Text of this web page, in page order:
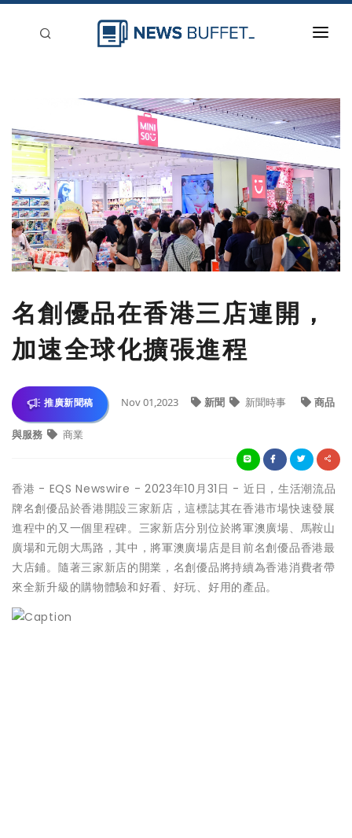
登入
刊登
名創優品在香港三店連開，
加速全球化擴張進程
推廣新聞稿 Nov 01,2023 新聞 新聞時事 商品
與服務 商業
香港 - EQS Newswire - 2023年10月31日 - 近日，生活潮流品
牌名創優品於香港開設三家新店，這標誌其在香港市場快速發展
進程中的又一個里程碑。三家新店分別位於將軍澳廣場、馬鞍山
廣場和元朗大馬路，其中，將軍澳廣場店是目前名創優品香港最
大店鋪。隨著三家新店的開業，名創優品將持續為香港消費者帶
來全新升級的購物體驗和好看、好玩、好用的產品。